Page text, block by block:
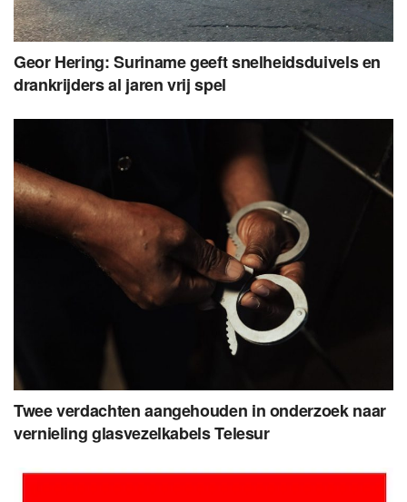
Geor Hering: Suriname geeft snelheidsduivels en
drankrijders al jaren vrij spel
Twee verdachten aangehouden in onderzoek naar
vernieling glasvezelkabels Telesur